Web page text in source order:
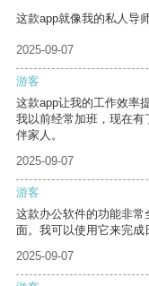
这款app就像我的私人导
2025-09-07
游客
这款app让我的工作效率
我以前经常加班，现在
伴家人。
2025-09-07
游客
这款办公软件的功能非
面。我可以使用它来完成
2025-09-07